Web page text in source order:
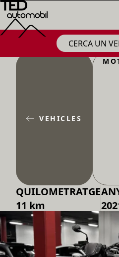
CERCA UN
VEHICLES
QUILOMETRATGE
11 km